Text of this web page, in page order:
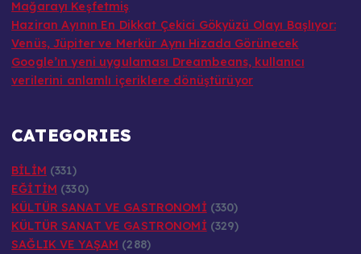
Haziran Ayının En Dikkat Çekici Gökyüzü Olayı Başlıyor:
Venüs, Jüpiter ve Merkür Aynı Hizada Görünecek
Google’ın yeni uygulaması Dreambeans, kullanıcı
verilerini anlamlı içeriklere dönüştürüyor
EĞİTİM(330)
KÜLTÜR SANAT VE GASTRONOMİ
KÜLTÜR SANAT VE GASTRONOMİ(329)
SAĞLIK VE YAŞAM(288)
SPOR(326)